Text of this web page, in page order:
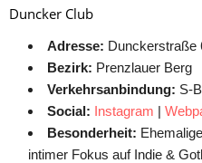
Duncker Club
Adresse: Dunckerstraße
Bezirk: Prenzlauer Berg
Verkehrsanbindung: S-
Social: Instagram |
Besonderheit:
intimer Fokus auf Indie &